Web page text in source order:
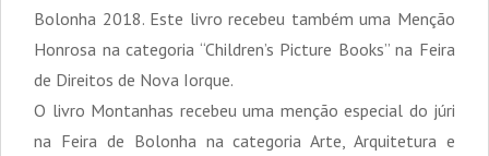
Bolonha 2018. Este livro recebeu também uma Menção
Honrosa na categoria “Children’s Picture Books” na Feira
de Direitos de Nova Iorque.
O livro Montanhas recebeu uma menção especial do júri
na Feira de Bolonha na categoria Arte, Arquitetura e